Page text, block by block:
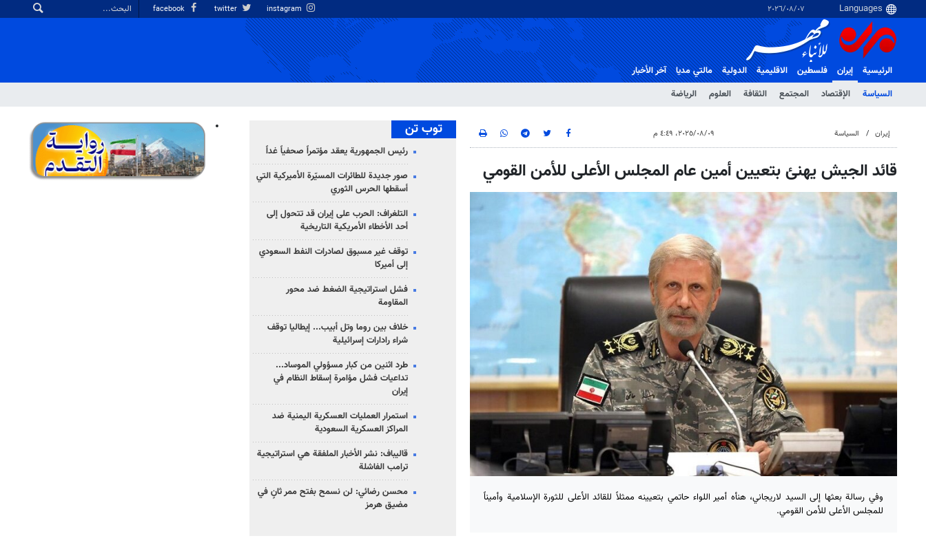
٠٧‏/٠٨‏/٢٠٢٦
الرئيسية
إيران
السياسة
الإقتصاد المجتمع الثقافة العلوم الرياضة
فلسطین الاقلیمیة الدولية مالتي مدیا آخر الأخبار
إيران السياسة ٠٩‏/٠٨‏/٢٠٢٥، ٤:٤٩ م
قائد الجيش يهنئ بتعيين أمين عام المجلس الأعلى للأمن القومي
وفي رسالة بعثها إلى السيد لاريجاني، هنأه أمير اللواء حاتمي بتعيينه ممثلاً للقائد الأعلى للثورة الإسلامية وأميناً
للمجلس الأعلى للأمن القومي.
توب تن
رئيس الجمهورية يعقد مؤتمراً صحفياً غداً
صور جديدة للطائرات المسيّرة الأميركية التي
أسقطها الحرس الثوري
التلغراف: الحرب على إيران قد تتحول إلى
أحد الأخطاء الأمريكية التاريخية
توقف غير مسبوق لصادرات النفط السعودي
إلى أميركا
فشل استراتيجية الضغط ضد محور
المقاومة
خلاف بين روما وتل أبيب... إيطاليا توقف
شراء رادارات إسرائيلية
طرد اثنين من كبار مسؤولي الموساد...
تداعيات فشل مؤامرة إسقاط النظام في
إيران
استمرار العمليات العسكرية اليمنية ضد
المراكز العسكرية السعودية
قاليباف: نشر الأخبار الملفقة هي استراتيجية
ترامب الفاشلة
محسن رضائي: لن نسمح بفتح ممر ثانٍ في
مضيق هرمز